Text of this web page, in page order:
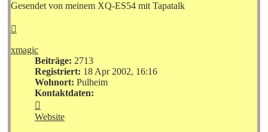
Gesendet von meinem XQ-ES54 mit Tapatalk
xmagic
Beiträge: 2713
Registriert: 18 Apr 2002, 16:16
Wohnort: Pulheim
Kontaktdaten:
von
xmagic
Website